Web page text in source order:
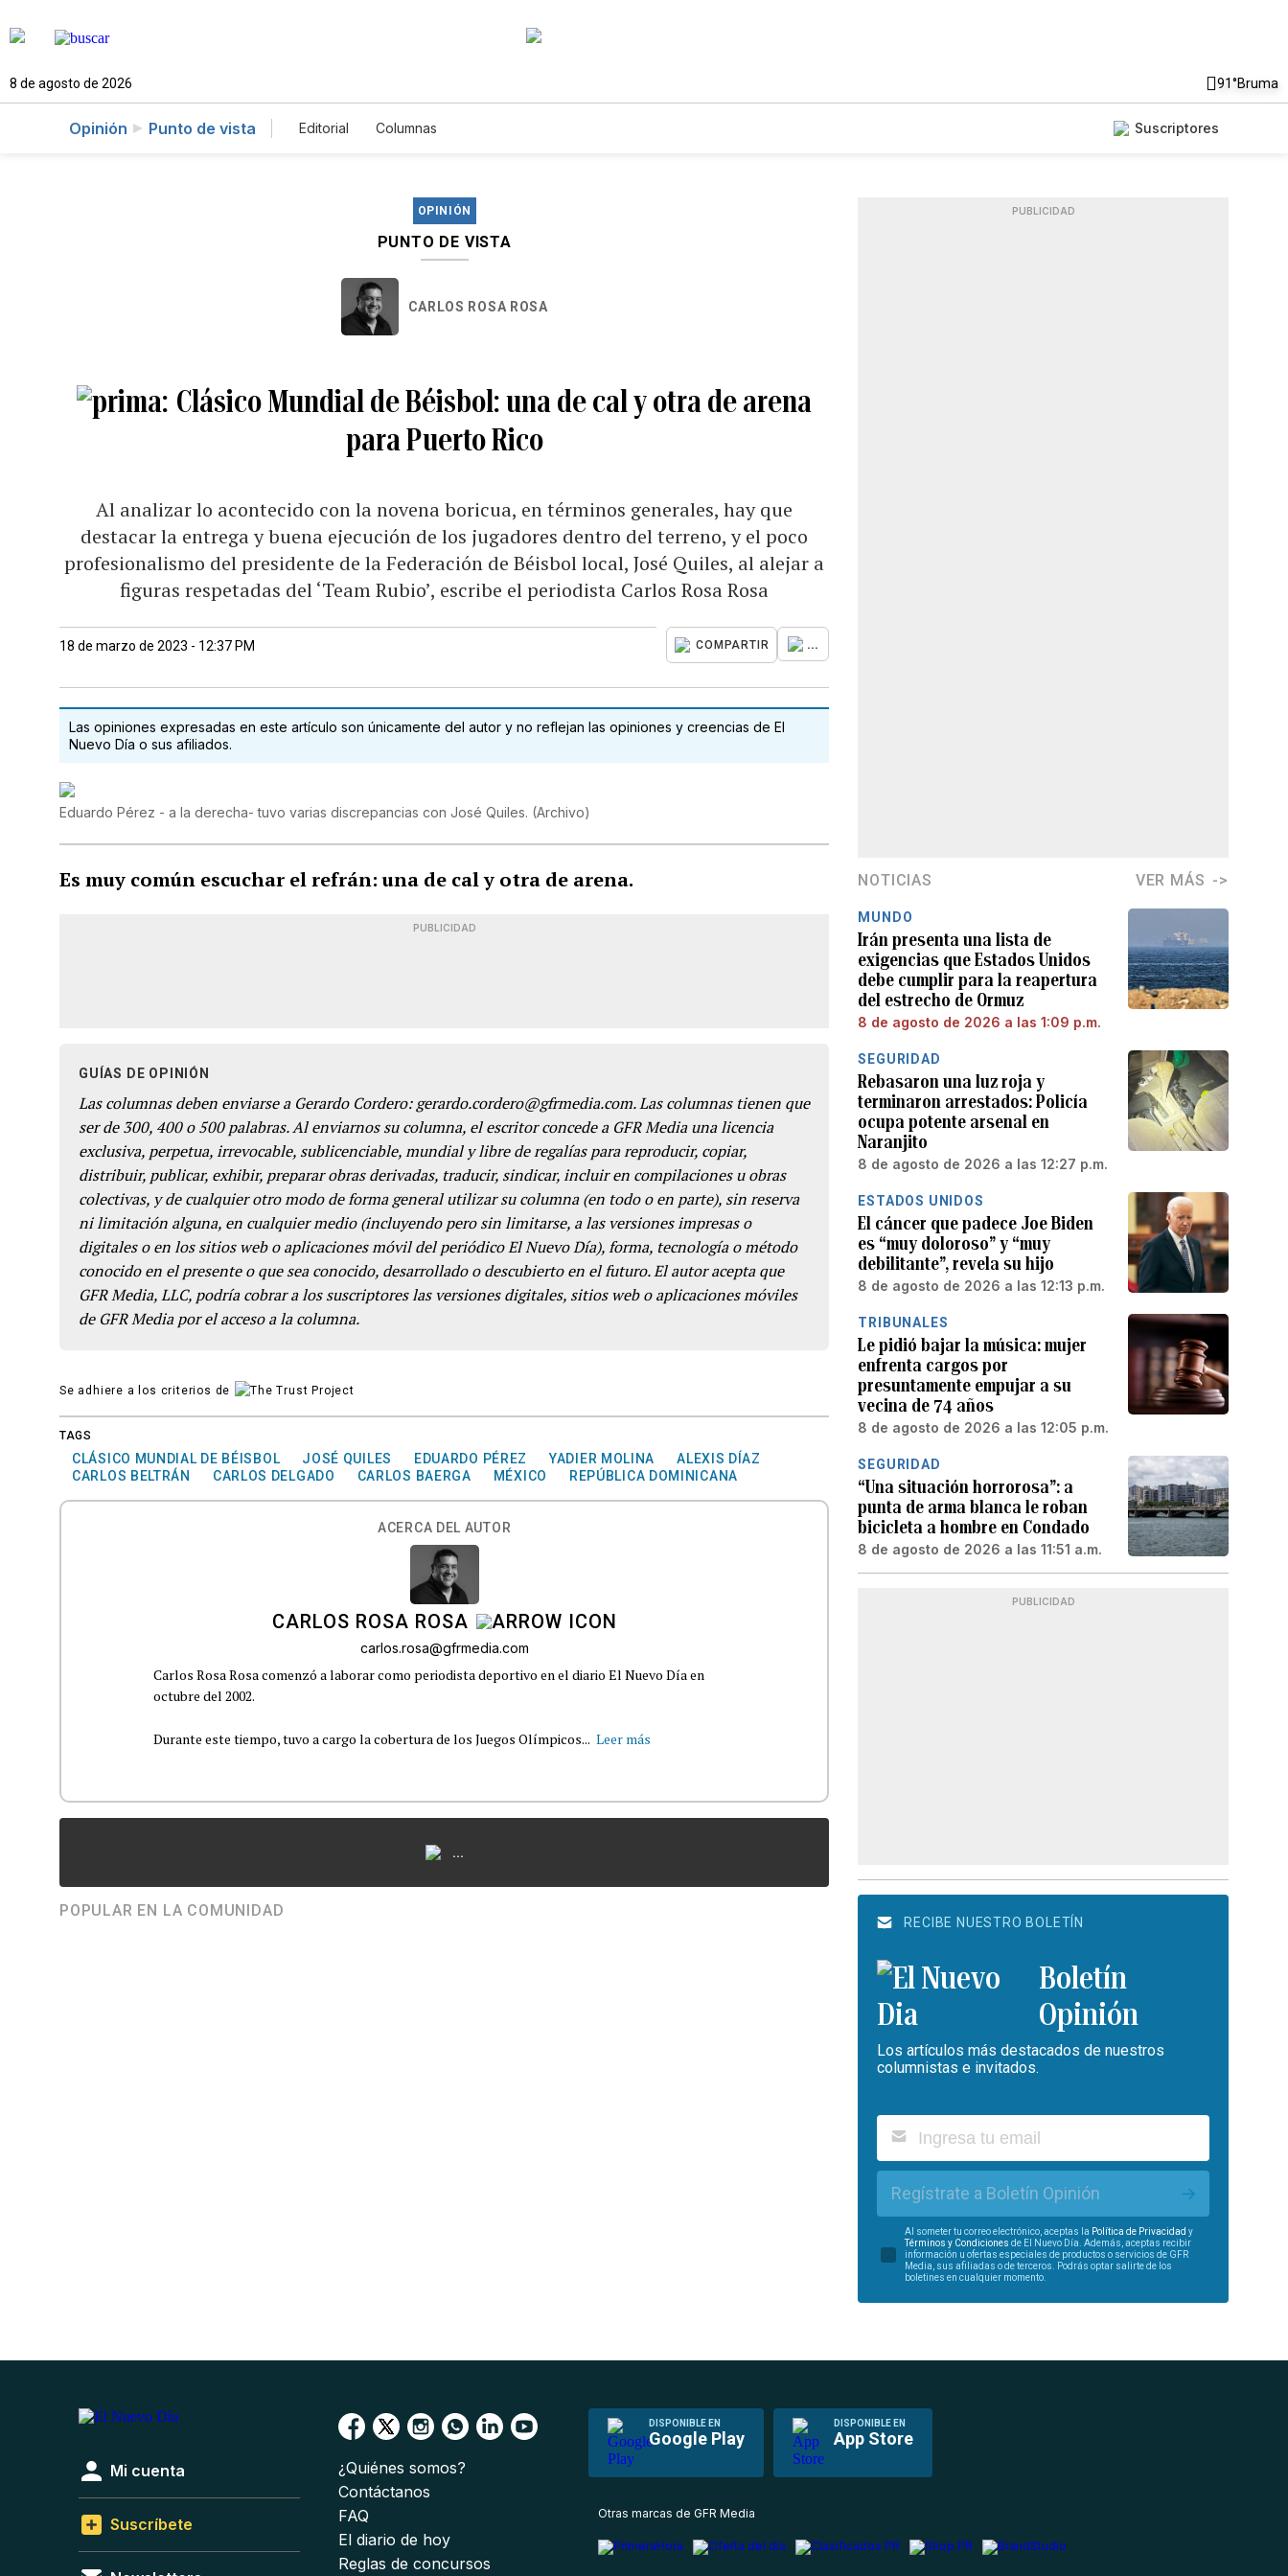
8 de agosto de 2026 91°Bruma
Opinión Punto de vista Editorial Columnas Suscriptores
OPINIÓN
PUNTO DE VISTA
CARLOS ROSA ROSA
Clásico Mundial de Béisbol: una de cal y otra de arena
para Puerto Rico
Al analizar lo acontecido con la novena boricua, en términos generales, hay que
destacar la entrega y buena ejecución de los jugadores dentro del terreno, y el poco
profesionalismo del presidente de la Federación de Béisbol local, José Quiles, al alejar a
figuras respetadas del ‘Team Rubio’, escribe el periodista Carlos Rosa Rosa
18 de marzo de 2023 - 12:37 PM COMPARTIR ...
Las opiniones expresadas en este artículo son únicamente del autor y no reflejan las opiniones y creencias de El
Nuevo Día o sus afiliados.
Eduardo Pérez - a la derecha- tuvo varias discrepancias con José Quiles. (Archivo)
Es muy común escuchar el refrán: una de cal y otra de arena.
PUBLICIDAD
GUÍAS DE OPINIÓN
Las columnas deben enviarse a Gerardo Cordero: gerardo.cordero@gfrmedia.com. Las columnas tienen que
ser de 300, 400 o 500 palabras. Al enviarnos su columna, el escritor concede a GFR Media una licencia
exclusiva, perpetua, irrevocable, sublicenciable, mundial y libre de regalías para reproducir, copiar,
distribuir, publicar, exhibir, preparar obras derivadas, traducir, sindicar, incluir en compilaciones u obras
colectivas, y de cualquier otro modo de forma general utilizar su columna (en todo o en parte), sin reserva
ni limitación alguna, en cualquier medio (incluyendo pero sin limitarse, a las versiones impresas o
digitales o en los sitios web o aplicaciones móvil del periódico El Nuevo Día), forma, tecnología o método
conocido en el presente o que sea conocido, desarrollado o descubierto en el futuro. El autor acepta que
GFR Media, LLC, podría cobrar a los suscriptores las versiones digitales, sitios web o aplicaciones móviles
de GFR Media por el acceso a la columna.
Se adhiere a los criterios de
TAGS
CLÁSICO MUNDIAL DE BÉISBOL JOSÉ QUILES EDUARDO PÉREZ YADIER MOLINA
ALEXIS DÍAZ
CARLOS BELTRÁN
CARLOS DELGADO CARLOS BAERGA MÉXICO REPÚBLICA DOMINICANA
ACERCA DEL AUTOR
CARLOS ROSA ROSA
carlos.rosa@gfrmedia.com
Carlos Rosa Rosa comenzó a laborar como periodista deportivo en el diario El Nuevo Día en
octubre del 2002.
Durante este tiempo, tuvo a cargo la cobertura de los Juegos Olímpicos... Leer más
...
POPULAR EN LA COMUNIDAD
PUBLICIDAD
NOTICIAS VER MÁS
MUNDO
Irán presenta una lista de
exigencias que Estados Unidos
debe cumplir para la reapertura
del estrecho de Ormuz
8 de agosto de 2026 a las 1:09 p.m.
SEGURIDAD
Rebasaron una luz roja y
terminaron arrestados: Policía
ocupa potente arsenal en
Naranjito
8 de agosto de 2026 a las 12:27 p.m.
ESTADOS UNIDOS
El cáncer que padece Joe Biden
es “muy doloroso” y “muy
debilitante”, revela su hijo
8 de agosto de 2026 a las 12:13 p.m.
TRIBUNALES
Le pidió bajar la música: mujer
enfrenta cargos por
presuntamente empujar a su
vecina de 74 años
8 de agosto de 2026 a las 12:05 p.m.
SEGURIDAD
“Una situación horrorosa”: a
punta de arma blanca le roban
bicicleta a hombre en Condado
8 de agosto de 2026 a las 11:51 a.m.
PUBLICIDAD
RECIBE NUESTRO BOLETÍN
Boletín
Opinión
Los artículos más destacados de nuestros
columnistas e invitados.
Regístrate a Boletín Opinión
Al someter tu correo electrónico, aceptas la Política de Privacidad y
Términos y Condiciones de El Nuevo Día. Además, aceptas recibir
información u ofertas especiales de productos o servicios de GFR
Media, sus afiliadas o de terceros. Podrás optar salirte de los
boletines en cualquier momento.
DISPONIBLE EN
Google Play
DISPONIBLE EN
App Store
Mi cuenta
Suscríbete
¿Quiénes somos?
Contáctanos
FAQ
El diario de hoy
Reglas de concursos
Otras marcas de GFR Media